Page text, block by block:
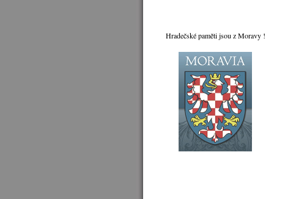
Hradečské paměti jsou z Moravy !